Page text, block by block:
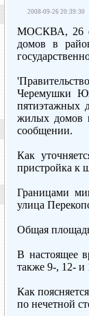
2008-09-26 20:39:30
МОСКВА, 26
домов в
Черемушки
пятиэтажных
жилых домов
сообщении.
Как
пристройка к
Границами
улица
Общая площадь
В настоящее
также 9-, 12-
Как
по нечетной